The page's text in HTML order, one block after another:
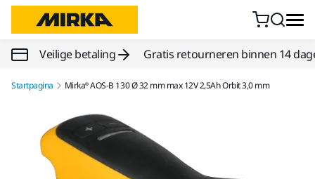
Doorgaan naar inhoud
Veilige betaling Gratis retourneren binnen 14
Startpagina Mirka® AOS-B 130 Ø 32 mm max 12V 2,5Ah Orbit 3,0 mm